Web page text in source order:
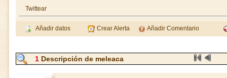
Twittear
Añadir datos Crear Alerta Añadir Comentario
1 Descripción de meleaca